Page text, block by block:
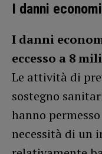
I danni
I danni
eccesso a 8
Le attività di
sostegno
hanno
necessità di un